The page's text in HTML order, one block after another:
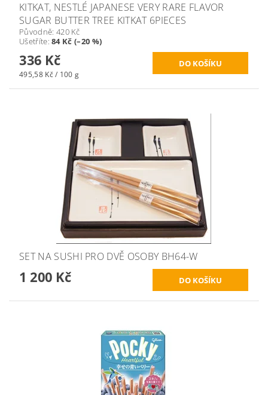
KITKAT, NESTLÉ JAPANESE VERY RARE FLAVOR
SUGAR BUTTER TREE KITKAT 6PIECES
Původně: 420 Kč
Ušetříte:84 Kč (–20 %)
336 Kč
495,58 Kč / 100 g
SET NA SUSHI PRO DVĚ OSOBY BH64-W
1 200 Kč